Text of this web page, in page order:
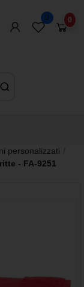
0 0
personalizzati
- FA-9251